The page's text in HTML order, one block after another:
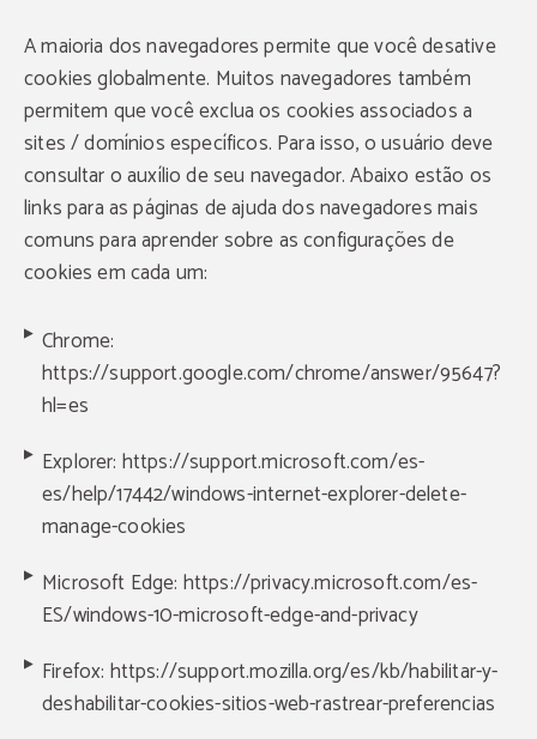
A maioria dos navegadores permite que você desative
cookies globalmente. Muitos navegadores também
permitem que você exclua os cookies associados a
sites / domínios específicos. Para isso, o usuário deve
consultar o auxílio de seu navegador. Abaixo estão os
links para as páginas de ajuda dos navegadores mais
comuns para aprender sobre as configurações de
cookies em cada um:
Chrome:
https://support.google.com/chrome/answer/95647?
hl=es
Explorer: https://support.microsoft.com/es-
es/help/17442/windows-internet-explorer-delete-
manage-cookies
Microsoft Edge: https://privacy.microsoft.com/es-
ES/windows-10-microsoft-edge-and-privacy
Firefox: https://support.mozilla.org/es/kb/habilitar-y-
deshabilitar-cookies-sitios-web-rastrear-preferencias